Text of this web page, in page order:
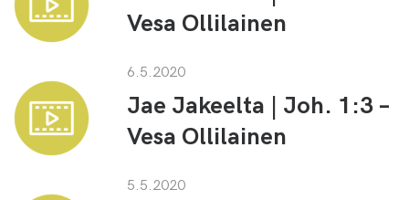
Vesa Ollilainen
6.5.2020
Jae Jakeelta | Joh. 1:3 –
Vesa Ollilainen
5.5.2020